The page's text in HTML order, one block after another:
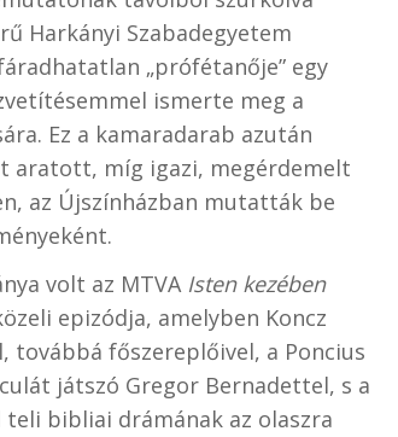
Harkányi Szabadegyetem
„prófétanője” egy
ismerte meg a
Ez a kamaradarab azután
aratott, míg igazi, megérdemelt
az Újszínházban mutatták be
volt az MTVA Isten kezében
epizódja, amelyben Koncz
főszereplőivel, a Poncius
játszó Gregor Bernadettel, s a
teli bibliai drámának az olaszra